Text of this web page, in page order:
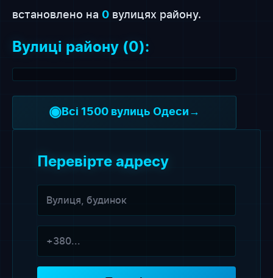
встановлено на 0 вулицях району.
Вулиці району (0):
◉ Всі 1500 вулиць Одеси →
Перевірте адресу